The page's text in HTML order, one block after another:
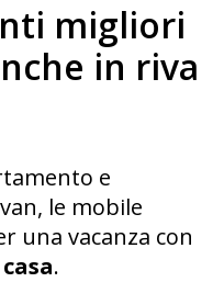
migliori
in riva
e
le mobile
una vacanza con
.